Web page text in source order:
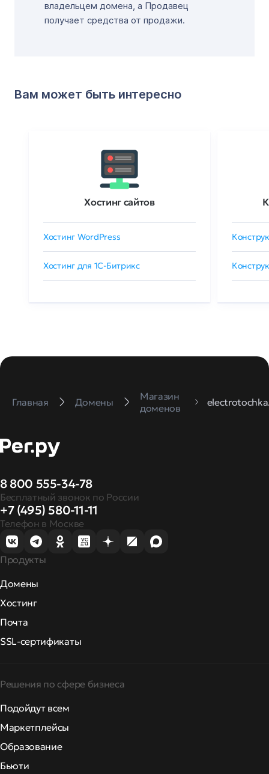
владельцем домена, а Продавец
получает средства от продажи.
Вам может быть интересно
Хостинг сайтов
Хостинг WordPress
Хостинг для 1C-Битрикс
Главная Домены
Магазин
доменов
8 800 555-34-78
Бесплатный звонок по России
+7 (495) 580-11-11
Телефон в Москве
Продукты
Домены
Хостинг
Почта
SSL-сертификаты
Решения по сфере бизнеса
Подойдут всем
Маркетплейсы
Образование
Бьюти